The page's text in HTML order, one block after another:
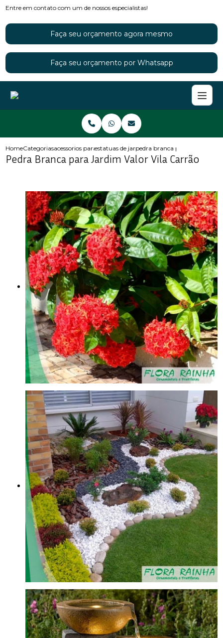
Entre em contato com um de nossos especialistas!
Faça seu orçamento agora mesmo
Faça seu orçamento por Whatsapp
HomeCategoriasacessorios para jardinsestatuas de jardimpedra branca para jardim
Pedra Branca para Jardim Valor Vila Carrão